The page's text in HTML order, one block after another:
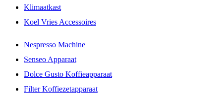
Klimaatkast
Koel Vries Accessoires
Nespresso Machine
Senseo Apparaat
Dolce Gusto Koffieapparaat
Filter Koffiezetapparaat